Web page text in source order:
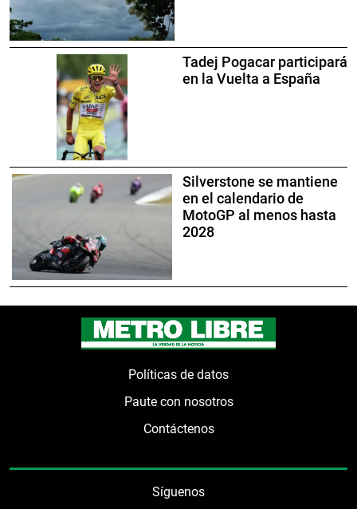
Tadej Pogacar participará
en la Vuelta a España
Silverstone se mantiene
en el calendario de
MotoGP al menos hasta
2028
Políticas de datos
Paute con nosotros
Contáctenos
Síguenos